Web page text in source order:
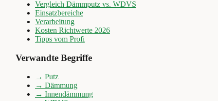
Vergleich Dämmputz vs. WDVS
Einsatzbereiche
Verarbeitung
Kosten Richtwerte 2026
Tipps vom Profi
Verwandte Begriffe
→ Putz
→ Dämmung
→ Innendämmung